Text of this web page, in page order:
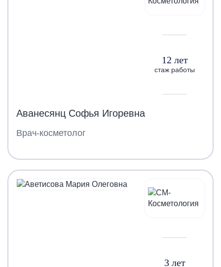
12 лет
стаж работы
Аванесянц Софья Игоревна
Врач-косметолог
3 лет